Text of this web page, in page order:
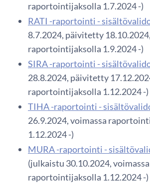
raportointijaksolla 1.7.2024 -)
RATI -raportointi -
8.7.2024, päivitetty
raportointijaksolla 1.9.2024 -)
SIRA -raportointi -
28.8.2024, päivitetty
raportointijaksolla 1.12.2024 -)
TIHA -raportointi -
26.9.2024, voimassa
1.12.2024 -)
MURA -raportointi -
(julkaistu 30.10.2024, voimassa
raportointijaksolla 1.12.2024 -)